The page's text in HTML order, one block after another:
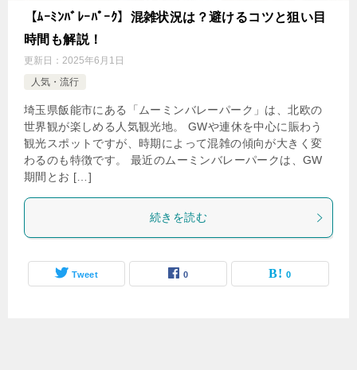
【ﾑｰﾐﾝﾊﾞﾚｰﾊﾟｰｸ】混雑状況は？避けるコツと狙い目
時間も解説！
更新日： 2025年6月1日
人気・流行
埼玉県飯能市にある「ムーミンバレーパーク」は、北欧の
世界観が楽しめる人気観光地。 GWや連休を中心に賑わう
観光スポットですが、時期によって混雑の傾向が大きく変
わるのも特徴です。 最近のムーミンバレーパークは、GW
期間とお […]
続きを読む
Tweet 0 0